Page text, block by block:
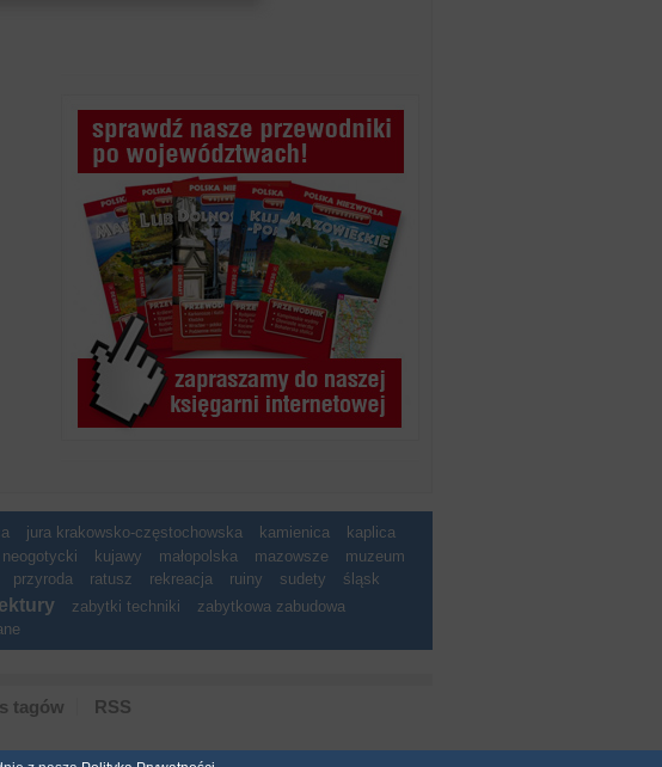
jura krakowsko-częstochowska kamienica
kaplica
neogotycki kujawy małopolska mazowsze
muzeum
przyroda ratusz rekreacja ruiny sudety śląsk
zabytki techniki
zabytkowa zabudowa
tagów RSS